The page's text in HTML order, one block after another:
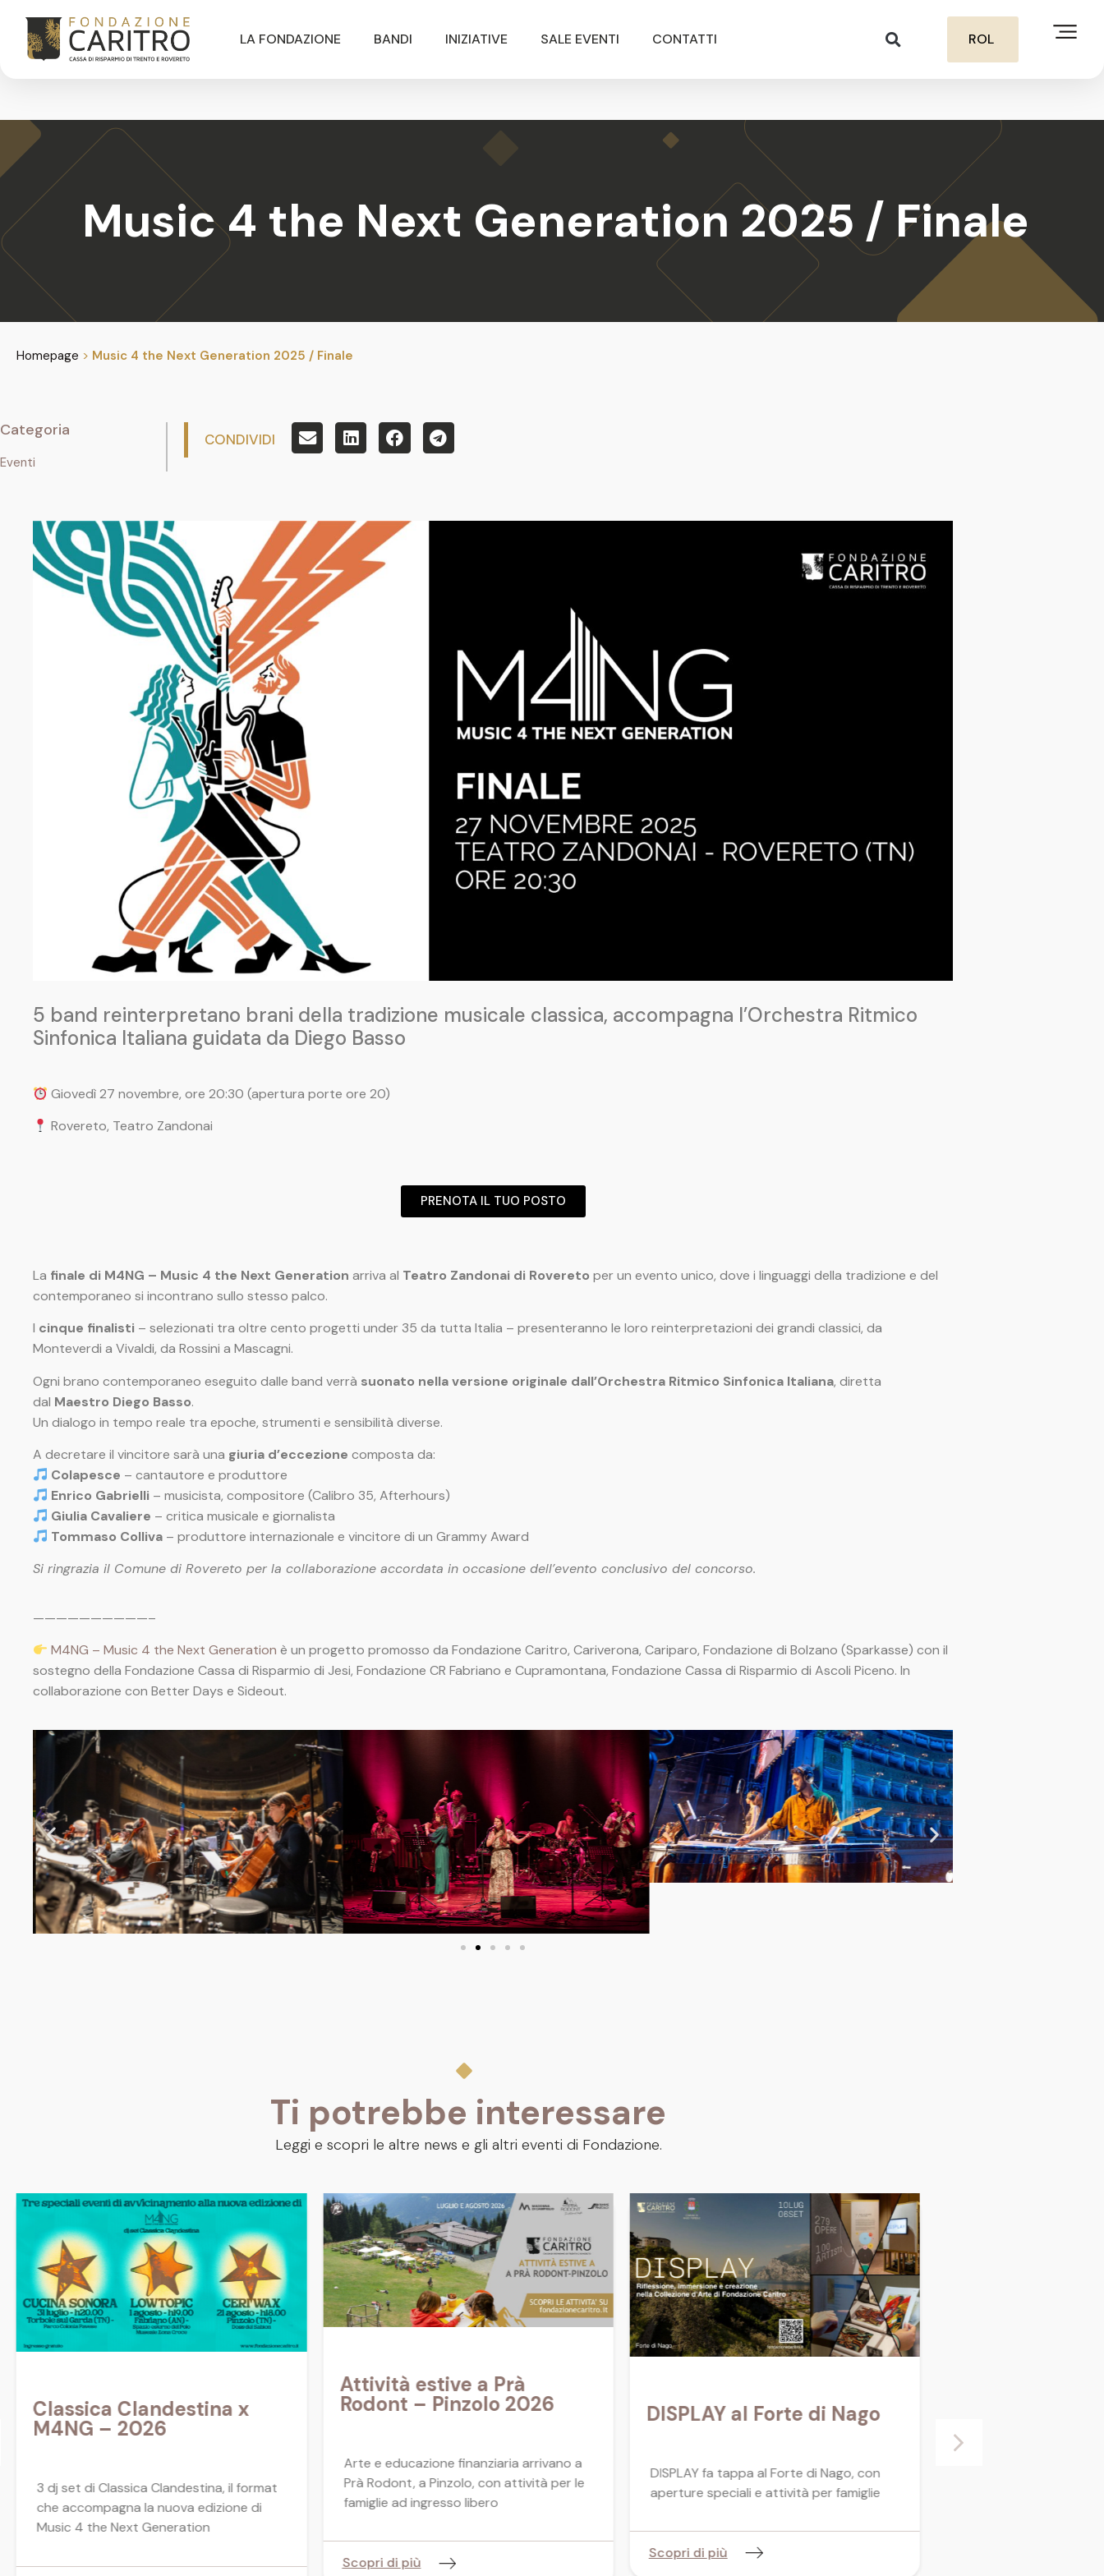
LA FONDAZIONE BANDI INIZIATIVE SALE EVENTI CONTATTI ROL
Music 4 the Next Generation 2025 / Finale
Homepage > Music 4 the Next Generation 2025 / Finale
Categoria
Eventi
CONDIVIDI
5 band reinterpretano brani della tradizione musicale classica, accompagna l’Orchestra Ritmico
Sinfonica Italiana guidata da Diego Basso
Giovedì 27 novembre, ore 20:30 (apertura porte ore 20)
Rovereto, Teatro Zandonai
PRENOTA IL TUO POSTO
La finale di M4NG – Music 4 the Next Generation arriva al Teatro Zandonai di Rovereto per un evento unico, dove i linguaggi della tradizione e del
contemporaneo si incontrano sullo stesso palco.
I cinque finalisti – selezionati tra oltre cento progetti under 35 da tutta Italia – presenteranno le loro reinterpretazioni dei grandi classici, da
Monteverdi a Vivaldi, da Rossini a Mascagni.
Ogni brano contemporaneo eseguito dalle band verrà suonato nella versione originale dall’Orchestra Ritmico Sinfonica Italiana, diretta
dal Maestro Diego Basso.
Un dialogo in tempo reale tra epoche, strumenti e sensibilità diverse.
A decretare il vincitore sarà una giuria d’eccezione composta da:
Colapesce – cantautore e produttore
Enrico Gabrielli – musicista, compositore (Calibro 35, Afterhours)
Giulia Cavaliere – critica musicale e giornalista
Tommaso Colliva – produttore internazionale e vincitore di un Grammy Award
Si ringrazia il Comune di Rovereto per la collaborazione accordata in occasione dell’evento conclusivo del concorso.
——————————–
M4NG – Music 4 the Next Generation è un progetto promosso da Fondazione Caritro, Cariverona, Cariparo, Fondazione di Bolzano (Sparkasse) con il
sostegno della Fondazione Cassa di Risparmio di Jesi, Fondazione CR Fabriano e Cupramontana, Fondazione Cassa di Risparmio di Ascoli Piceno. In
collaborazione con Better Days e Sideout.
Ti potrebbe interessare
Leggi e scopri le altre news e gli altri eventi di Fondazione.
Classica Clandestina x
M4NG – 2026
3 dj set di Classica Clandestina, il format
che accompagna la nuova edizione di
Music 4 the Next Generation
Attività estive a Prà
Rodont – Pinzolo 2026
Arte e educazione finanziaria arrivano a
Prà Rodont, a Pinzolo, con attività per le
famiglie ad ingresso libero
Scopri di più
DISPLAY al Forte di Nago
DISPLAY fa tappa al Forte di Nago, con
aperture speciali e attività per famiglie
Scopri di più
Torbole sul
31.07.2026